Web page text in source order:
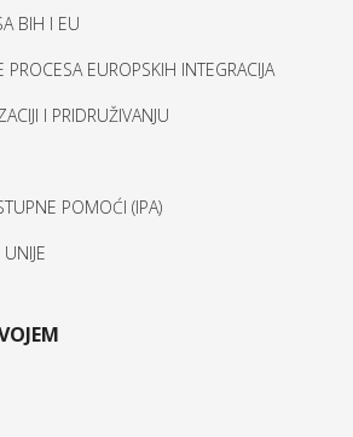
BIH I EU
PROCESA EUROPSKIH INTEGRACIJA
I PRIDRUŽIVANJU
POMOĆI (IPA)